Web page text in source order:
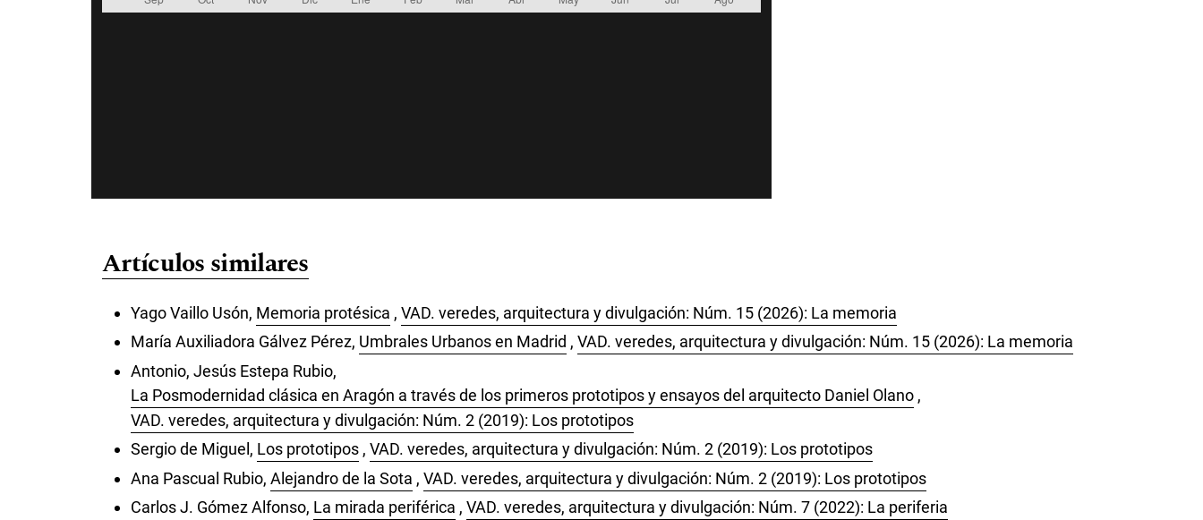
Artículos similares
Yago Vaillo Usón, Memoria protésica , VAD. veredes, arquitectura y divulgación: Núm. 15 (2026): La memoria
María Auxiliadora Gálvez Pérez, Umbrales Urbanos en Madrid , VAD. veredes, arquitectura y divulgación: Núm. 15 (2026): La memoria
Antonio, Jesús Estepa Rubio,
La Posmodernidad clásica en Aragón a través de los primeros prototipos y ensayos del arquitecto Daniel Olano ,
VAD. veredes, arquitectura y divulgación: Núm. 2 (2019): Los prototipos
Sergio de Miguel, Los prototipos , VAD. veredes, arquitectura y divulgación: Núm. 2 (2019): Los prototipos
Ana Pascual Rubio, Alejandro de la Sota , VAD. veredes, arquitectura y divulgación: Núm. 2 (2019): Los prototipos
Carlos J. Gómez Alfonso, La mirada periférica , VAD. veredes, arquitectura y divulgación: Núm. 7 (2022): La periferia